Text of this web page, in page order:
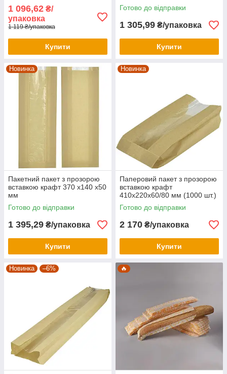
1 096,62 ₴/
упаковка
1 119 ₴/упаковка
Купити
Готово до відправки
1 305,99 ₴/упаковка
Купити
Новинка
Пакетний пакет з прозорою
вставкою крафт 370 x140 x50
мм
Готово до відправки
1 395,29 ₴/упаковка
Купити
Новинка
Паперовий пакет з прозорою
вставкою крафт
410х220х60/80 мм (1000 шт.)
Готово до відправки
2 170 ₴/упаковка
Купити
Новинка –6% 🔥